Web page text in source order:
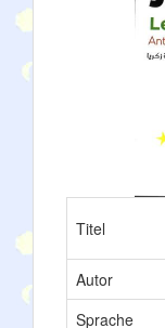
Titel
Autor
Sprache